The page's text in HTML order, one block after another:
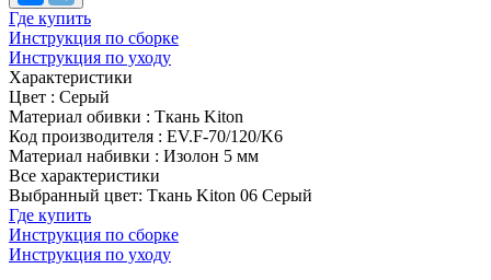
Где купить
Инструкция по сборке
Инструкция по уходу
Характеристики
Цвет : Серый
Материал обивки : Ткань Kiton
Код производителя : EV.F-70/120/K6
Материал набивки : Изолон 5 мм
Все характеристики
Выбранный цвет: Ткань Kiton 06 Серый
Где купить
Инструкция по сборке
Инструкция по уходу